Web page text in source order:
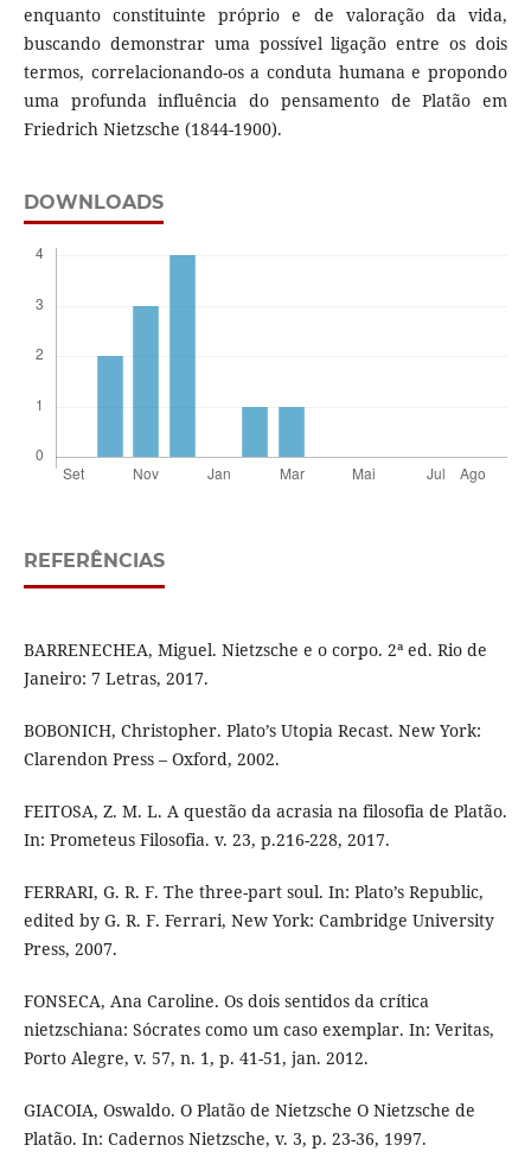
enquanto constituinte próprio e de valoração da vida,
buscando demonstrar uma possível ligação entre os dois
termos, correlacionando-os a conduta humana e propondo
uma profunda influência do pensamento de Platão em
Friedrich Nietzsche (1844-1900).
DOWNLOADS
REFERÊNCIAS
BARRENECHEA, Miguel. Nietzsche e o corpo. 2ª ed. Rio de
Janeiro: 7 Letras, 2017.
BOBONICH, Christopher. Plato’s Utopia Recast. New York:
Clarendon Press – Oxford, 2002.
FEITOSA, Z. M. L. A questão da acrasia na filosofia de Platão.
In: Prometeus Filosofia. v. 23, p.216-228, 2017.
FERRARI, G. R. F. The three-part soul. In: Plato’s Republic,
edited by G. R. F. Ferrari, New York: Cambridge University
Press, 2007.
FONSECA, Ana Caroline. Os dois sentidos da crítica
nietzschiana: Sócrates como um caso exemplar. In: Veritas,
Porto Alegre, v. 57, n. 1, p. 41-51, jan. 2012.
GIACOIA, Oswaldo. O Platão de Nietzsche O Nietzsche de
Platão. In: Cadernos Nietzsche, v. 3, p. 23-36, 1997.